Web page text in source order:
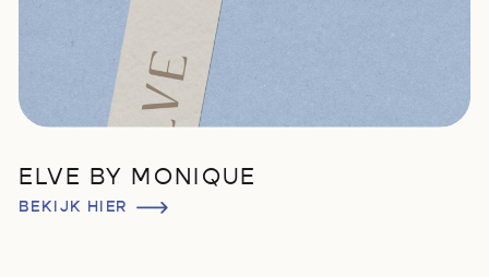
BEKIJK HIER
ELVE BY MONIQUE